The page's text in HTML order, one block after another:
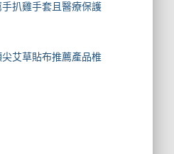
扒雞手套且醫療保護
艾草貼布推薦產品椎